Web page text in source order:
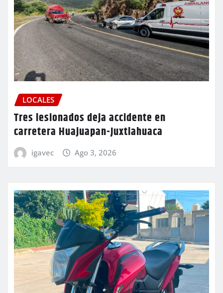
LOCALES
Tres lesionados deja accidente en
carretera Huajuapan-Juxtlahuaca
igavec Ago 3, 2026